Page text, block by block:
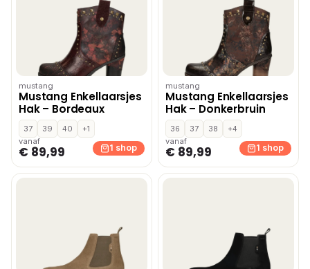
mustang
Mustang Enkellaarsjes
Hak – Bordeaux
37 39 40
+1
vanaf
€ 89,99 1 shop
mustang
Mustang Enkellaarsjes
Hak – Donkerbruin
36 37 38
+4
vanaf
€ 89,99 1 shop